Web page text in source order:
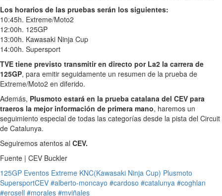
Los horarios de las pruebas serán los siguientes:
10:45h. Extreme/Moto2
12:00h. 125GP
13:00h. Kawasaki Ninja Cup
14:00h. Supersport
TVE tiene previsto transmitir en directo por La2 la carrera de
125GP, para emitir seguidamente un resumen de la prueba de
Extreme/Moto2 en diferido.
Además, Plusmoto estará en la prueba catalana del CEV para
traeros la mejor información de primera mano, haremos un
seguimiento especial de todas las categorías desde la pista del Circuit
de Catalunya.
Seguiremos atentos al CEV.
Fuente | CEV Buckler
125GP Eventos Extreme KNC(Kawasaki Ninja Cup) Plusmoto
SupersportCEV #alberto-moncayo #cardoso #catalunya #coghlan
#erosell #morales #mviñales